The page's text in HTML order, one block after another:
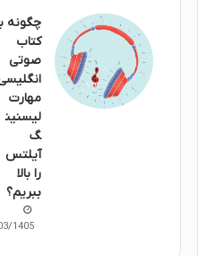
چگونه
کتاب
صوتی
مهارت
لیسنین
گ
آیلتس
را بالا
ببریم؟
1405